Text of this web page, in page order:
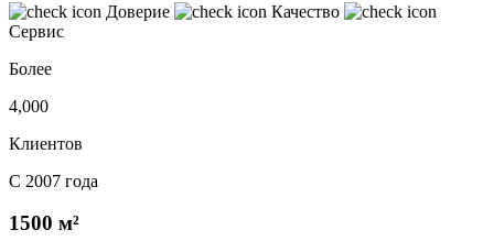
Доверие
Качество
Сервис
Более
4,000
Клиентов
С 2007 года
1500 м²